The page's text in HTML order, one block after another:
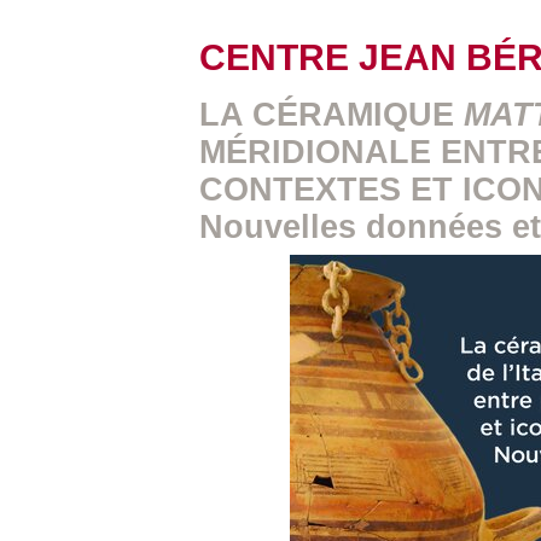
CENTRE JEAN
LA CÉRAMIQUE
MÉRIDIONALE
CONTEXTES ET
Nouvelles données